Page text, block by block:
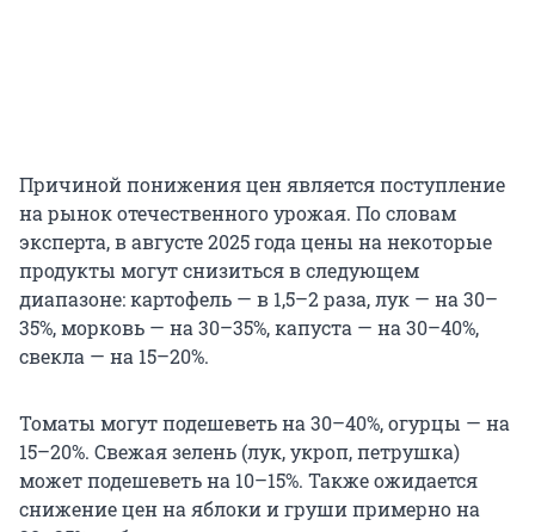
Причиной понижения цен является поступление
на рынок отечественного урожая. По словам
эксперта, в августе 2025 года цены на некоторые
продукты могут снизиться в следующем
диапазоне: картофель — в 1,5–2 раза, лук — на 30–
35%, морковь — на 30–35%, капуста — на 30–40%,
свекла — на 15–20%.
Томаты могут подешеветь на 30–40%, огурцы — на
15–20%. Свежая зелень (лук, укроп, петрушка)
может подешеветь на 10–15%. Также ожидается
снижение цен на яблоки и груши примерно на